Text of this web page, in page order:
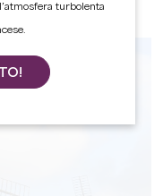
turbolenta